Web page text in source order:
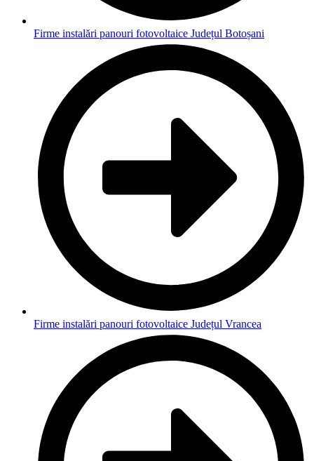
Firme instalări panouri fotovoltaice Județul Botoșani
Firme instalări panouri fotovoltaice Județul Vrancea